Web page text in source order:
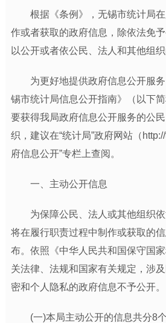
根据《条例》，无锡市统计局在
作或者获取的政府信息，除依法免
以公开或者依公民、法人和其他组织
为更好地提供政府信息公开服务
锡市统计局信息公开指南》（以下
要获得我局政府信息公开服务的公
织，建议在“统计局”政府网站（
府信息公开”专栏上查阅。
一、主动公开信息
为保障公民、法人或其他组织依
将在履行职责过程中制作或获取的
布。依照《中华人民共和国保守国
关法律、法规和国家有关规定，涉
密和个人隐私的政府信息不予公开。
(一)本局主动公开的信息共分8个